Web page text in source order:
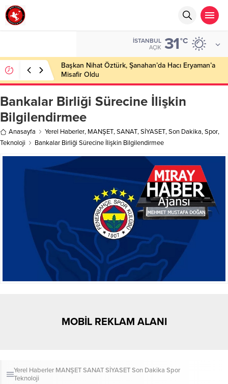
İSTANBUL
AÇIK 31°C
Başkan Nihat Öztürk, Şanahan’da Hacı Eryaman’a
Misafir Oldu
Bankalar Birliği Sürecine İlişkin
Bilgilendirmee
Anasayfa Yerel Haberler, MANŞET,SANAT,SİYASET,Son Dakika,Spor,
Teknoloji
Bankalar Birliği Sürecine İlişkin Bilgilendirmee
MOBİL REKLAM ALANI
Yerel Haberler MANŞETSANATSİYASETSon Dakika Spor
Teknoloji